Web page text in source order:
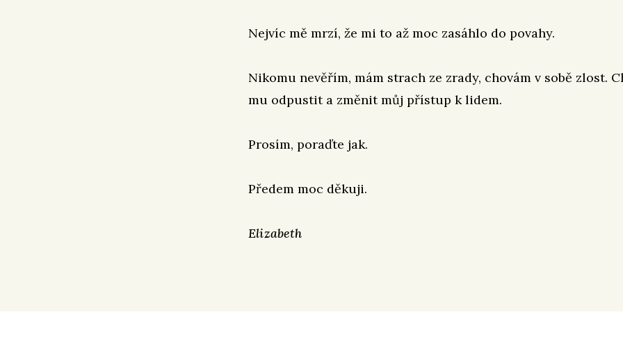
Nejvíc mě mrzí, že mi to až moc zasáhlo do povahy.
Nikomu nevěřím, mám strach ze zrady, chovám v sobě zlost.
mu odpustit a změnit můj přístup k lidem.
Prosím, poraďte jak.
Předem moc děkuji.
Elizabeth